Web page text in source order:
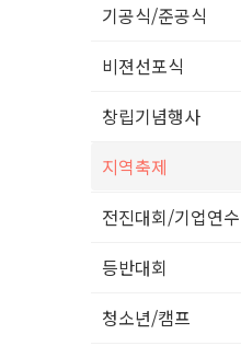
기공식/준공식
비젼선포식
창립기념행사
지역축제
전진대회/기업연수
등반대회
청소년/캠프